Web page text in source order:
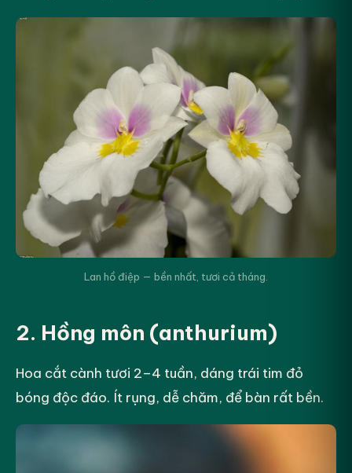
Lan hồ điệp — bền nhất, tươi cả tháng.
2. Hồng môn (anthurium)
Hoa cắt cành tươi 2–4 tuần, dáng trái tim đỏ
bóng độc đáo. Ít rụng, dễ chăm, để bàn rất bền.